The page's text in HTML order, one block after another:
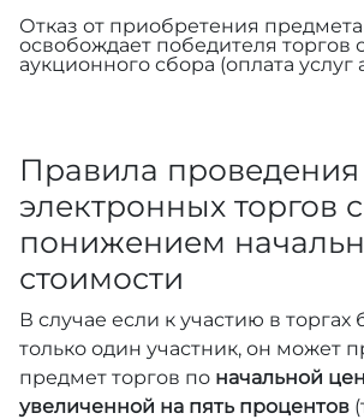
Отказ от приобретения
освобождает победителя торгов
аукционного сбора (оплата услуг
Правила проведения
электронных торгов с
понижением
стоимости
В случае если к участию в
только один участник, он может
предмет торгов по начальной
увеличенной на пять процентов